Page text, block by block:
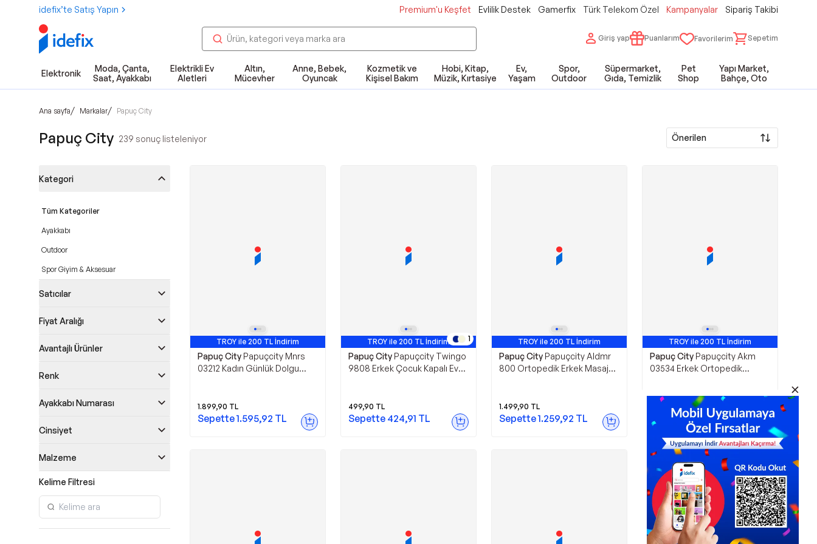
idefix’te Satış Yapın Premium'u Keşfet Evlilik Destek Gamerfix Türk Telekom Özel Kampanyalar Sipariş Takibi
Giriş yap Puanlarım Favorilerim Sepetim
Elektronik
Moda, Çanta,
Saat, Ayakkabı
Elektrikli Ev
Aletleri
Altın,
Mücevher
Anne, Bebek,
Oyuncak
Kozmetik ve
Kişisel Bakım
Hobi, Kitap,
Müzik, Kırtasiye
Ev,
Yaşam
Spor,
Outdoor
Süpermarket,
Gıda, Temizlik
Pet
Shop
Yapı Market,
Bahçe, Oto
Ana sayfa/ Markalar/ Papuç City
Papuç City 239 sonuç listeleniyor Önerilen
Kategori
Tüm Kategoriler
Ayakkabı
Outdoor
Spor Giyim & Aksesuar
Satıcılar
Fiyat Aralığı
Avantajlı Ürünler
Renk
Ayakkabı Numarası
Cinsiyet
Malzeme
Kelime Filtresi
TROY ile 200 TL İndirim
Papuç City Papuçcity Mnrs
03212 Kadın Günlük Dolgu
1.899,90 TL
Sepette1.595,92 TL
TROY ile 200 TL İndirim 1
Papuç City Papuçcity Twingo
9808 Erkek Çocuk Kapalı Eva
499,90 TL
Sepette 424,91 TL
TROY ile 200 TL İndirim
Papuç City Papuçcity Aldmr
800 Ortopedik Erkek Masaj
1.499,90 TL
Sepette1.259,92 TL
TROY ile 200 TL İndirim
Avantajlı Ürün
Papuç City Papuçcity Akm
03534 Erkek Ortopedik
649,90 TL
Sepette552,41TL